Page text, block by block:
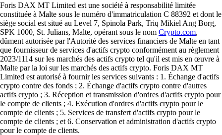
Foris DAX MT Limited est une société à responsabilité limitée
constituée à Malte sous le numéro d'immatriculation C 88392 et dont le
siège social est situé au Level 7, Spinola Park, Triq Mikiel Ang Borg,
SPK 1000, St. Julians, Malte, opérant sous le nom Crypto.com,
dûment autorisée par l'Autorité des services financiers de Malte en tant
que fournisseur de services d'actifs crypto conformément au règlement
2023/1114 sur les marchés des actifs crypto tel qu'il est mis en œuvre à
Malte par la loi sur les marchés des actifs crypto. Foris DAX MT
Limited est autorisé à fournir les services suivants : 1. Échange d'actifs
crypto contre des fonds ; 2. Échange d'actifs crypto contre d'autres
actifs crypto ; 3. Réception et transmission d'ordres d'actifs crypto pour
le compte de clients ; 4. Exécution d'ordres d'actifs crypto pour le
compte de clients ; 5. Services de transfert d'actifs crypto pour le
compte de clients ; et 6. Conservation et administration d'actifs crypto
pour le compte de clients.